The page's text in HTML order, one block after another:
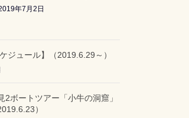
年7月2日
ジュール】（2019.6.29～）
2ボートツアー「小牛の洞窟」
）